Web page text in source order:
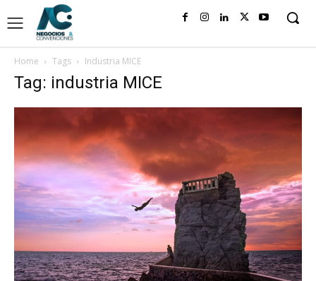
Home Tags Industria MICE
Tag: industria MICE